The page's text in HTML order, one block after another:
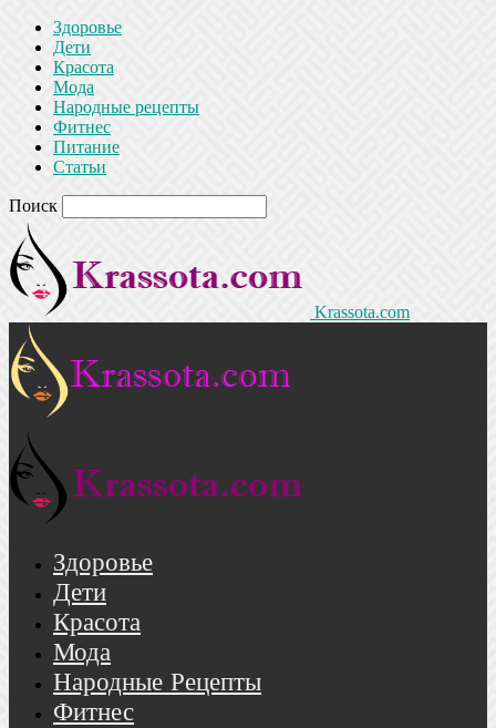
Здоровье
Дети
Красота
Мода
Народные рецепты
Фитнес
Питание
Статьи
Поиск
Krassota.com
Здоровье
Дети
Красота
Мода
Народные Рецепты
Фитнес